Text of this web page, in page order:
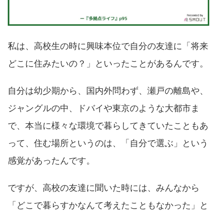
私は、高校生の時に興味本位で自分の友達に「将来
どこに住みたいの？」といったことがあるんです。
自分は幼少期から、国内外問わず、瀬戸の離島や、
ジャングルの中、ドバイや東京のような大都市ま
で、本当に様々な環境で暮らしてきていたこともあ
って、住む場所というのは、「自分で選ぶ」という
感覚があったんです。
ですが、高校の友達に聞いた時には、みんなから
「どこで暮らすかなんて考えたこともなかった」と